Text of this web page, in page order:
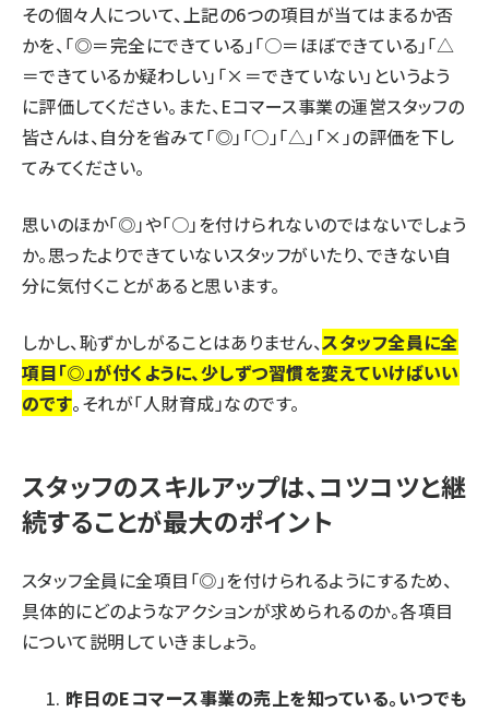
その個々人について、上記の6つの項目が当てはまるか否
かを、「◎＝完全にできている」「○＝ほぼできている」「△
＝できているか疑わしい」「×＝できていない」というよう
に評価してください。また、Eコマース事業の運営スタッフの
皆さんは、自分を省みて「◎」「○」「△」「×」の評価を下し
てみてください。
思いのほか「◎」や「○」を付けられないのではないでしょう
か。思ったよりできていないスタッフがいたり、できない自
分に気付くことがあると思います。
しかし、恥ずかしがることはありません、スタッフ全員に全
項目「◎」が付くように、少しずつ習慣を変えていけばいい
のです。それが「人財育成」なのです。
スタッフのスキルアップは、コツコツと継
続することが最大のポイント
スタッフ全員に全項目「◎」を付けられるようにするため、
具体的にどのようなアクションが求められるのか。各項目
について説明していきましょう。
昨日のEコマース事業の売上を知っている。いつでも